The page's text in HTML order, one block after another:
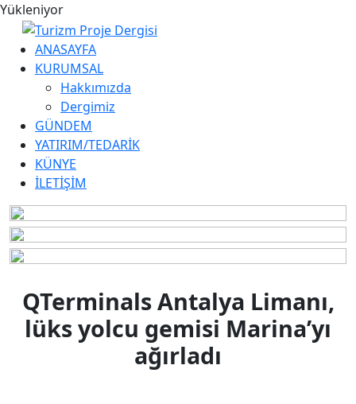
Yükleniyor
ANASAYFA
KURUMSAL
Hakkımızda
Dergimiz
GÜNDEM
YATIRIM/TEDARİK
KÜNYE
İLETİŞİM
QTerminals Antalya Limanı,
lüks yolcu gemisi Marina’yı
ağırladı